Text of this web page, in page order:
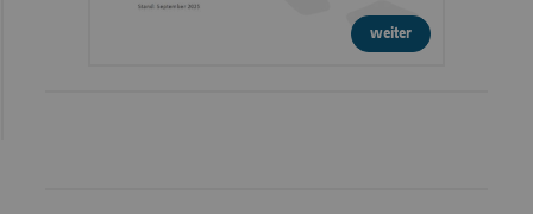
weiter